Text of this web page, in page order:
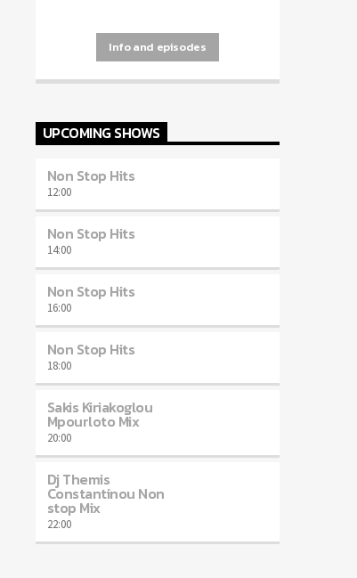
Info and episodes
UPCOMING SHOWS
Non Stop Hits
12:00
Non Stop Hits
14:00
Non Stop Hits
16:00
Non Stop Hits
18:00
Sakis Kiriakoglou
Mpourloto Mix
20:00
Dj Themis
Constantinou Non
stop Mix
22:00